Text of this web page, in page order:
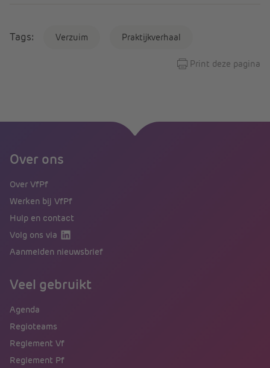
Tags: Verzuim Praktijkverhaal
Print deze pagina
Over ons
Over VfPf
Werken bij VfPf
Hulp en contact
Volg ons via
Aanmelden nieuwsbrief
Veel gebruikt
Agenda
Regioteams
Reglement Vf
Reglement Pf